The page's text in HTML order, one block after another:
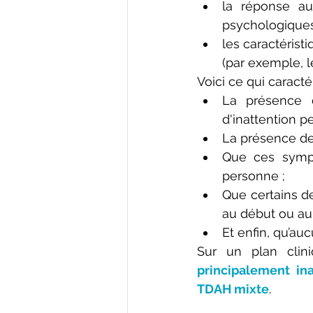
la réponse
les
(par exemple,
Voici ce qui
La présence
d'inattention
La présence
Que ces
personne ;
Que certains
au début ou
Et enfin,
Sur un plan
principalement
TDAH mixte.